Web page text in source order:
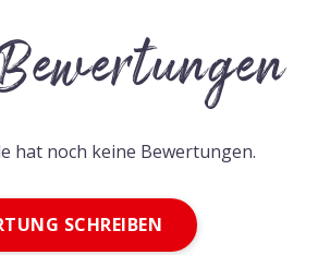
hat noch keine Bewertungen.
SCHREIBEN